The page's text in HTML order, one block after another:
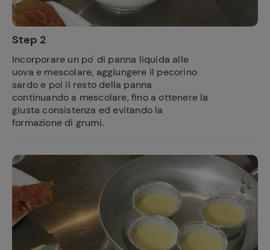
Step 2
Incorporare un po' di panna liquida alle
uova e mescolare, aggiungere il pecorino
sardo e poi il resto della panna
continuando a mescolare, fino a ottenere la
giusta consistenza ed evitando la
formazione di grumi.